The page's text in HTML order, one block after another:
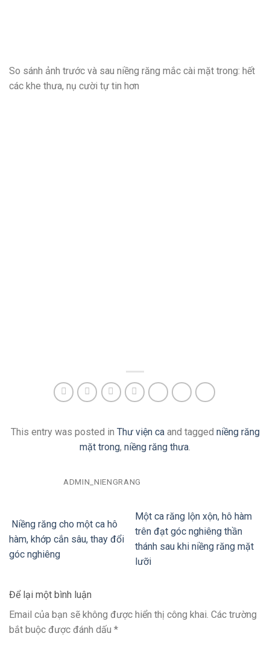
So sánh ảnh trước và sau niềng răng mắc cài mặt trong: hết
các khe thưa, nụ cười tự tin hơn
This entry was posted in Thư viện caand tagged niềng răng
mặt trong, niềng răng thưa.
ADMIN_NIENGRANG
Niềng răng cho một ca hô
hàm, khớp cắn sâu, thay đổi
góc nghiêng
Một ca răng lộn xộn, hô hàm
trên đạt góc nghiêng thần
thánh sau khi niềng răng mặt
lưỡi
Để lại một bình luận
Email của bạn sẽ không được hiển thị công khai. Các trường
bắt buộc được đánh dấu *